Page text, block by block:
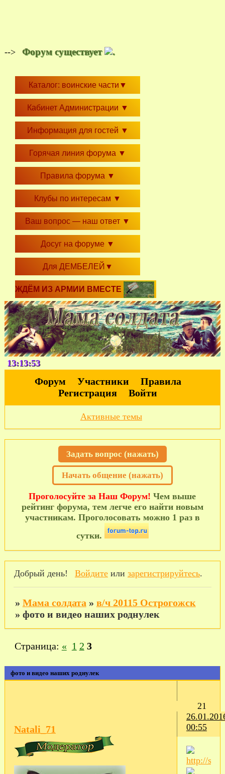
--> Форум существует .
Каталог: воинские части ▼
Кабинет Администрации ▼
Информация для гостей ▼
Горячая линия форума ▼
Правила форума ▼
Клубы по интересам ▼
Ваш вопрос — наш ответ ▼
Досуг на форуме ▼
Для ДЕМБЕЛЕЙ ▼
ЖДЁМ ИЗ АРМИИ ВМЕСТЕ
13:13:53
Форум Участники
Правила
Регистрация
Войти
Активные темы
Задать вопрос (нажать)
Начать общение (нажать)
Проголосуйте за Наш Форум! Чем выше
рейтинг форума, тем легче его найти новым
участникам. Проголосовать можно 1 раз в
сутки.
Добрый день! Войдитеили зарегистрируйтесь.
» Мама солдата » в/ч 20115 Острогожск
» фото и видео наших роднулек
фото и видео наших роднулек
Страница: « 1 2 3
21
00:55
Natali_71